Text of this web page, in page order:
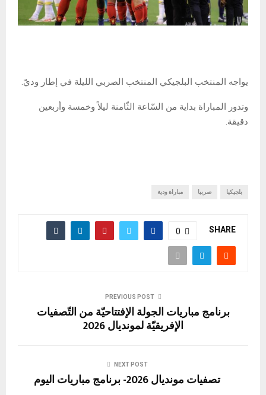
يواجه المنتخب البلجيكي المنتخب الصربي الليلة في إطار وديّ.
وتدور المباراة بداية من السّاعة الثّامنة ليلاً وخمسة وأربعين
دقيقة.
بلجيكيا صربيا مباراة ودية
SHARE
0
PREVIOUS POST
برنامج مباريات الجولة الإفتتاحيّة من التّصفيات
الإفريقيّة لمونديال 2026
NEXT POST
تصفيات مونديال 2026- برنامج مباريات اليوم